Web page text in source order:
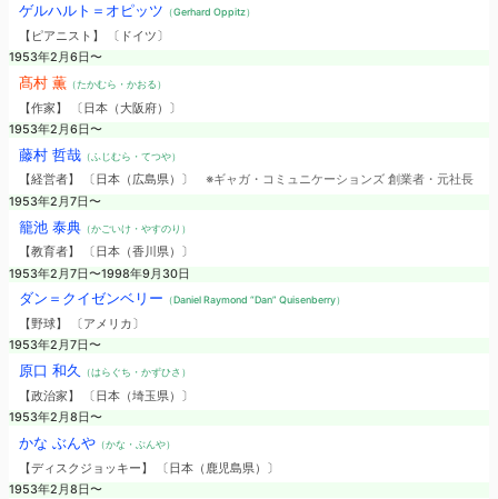
ゲルハルト＝オピッツ （Gerhard Oppitz）
【ピアニスト】 〔ドイツ〕
1953年2月6日〜
髙村 薫（たかむら・かおる）
【作家】 〔日本（大阪府）〕
1953年2月6日〜
藤村 哲哉（ふじむら・てつや）
【経営者】 〔日本（広島県）〕 ※ギャガ・コミュニケーションズ 創業者・元社長
1953年2月7日〜
籠池 泰典（かごいけ・やすのり）
【教育者】 〔日本（香川県）〕
1953年2月7日〜1998年9月30日
ダン＝クイゼンベリー （Daniel Raymond “Dan” Quisenberry）
【野球】 〔アメリカ〕
1953年2月7日〜
原口 和久 （はらぐち・かずひさ）
【政治家】 〔日本（埼玉県）〕
1953年2月8日〜
かな ぶんや（かな・ぶんや）
【ディスクジョッキー】 〔日本（鹿児島県）〕
1953年2月8日〜